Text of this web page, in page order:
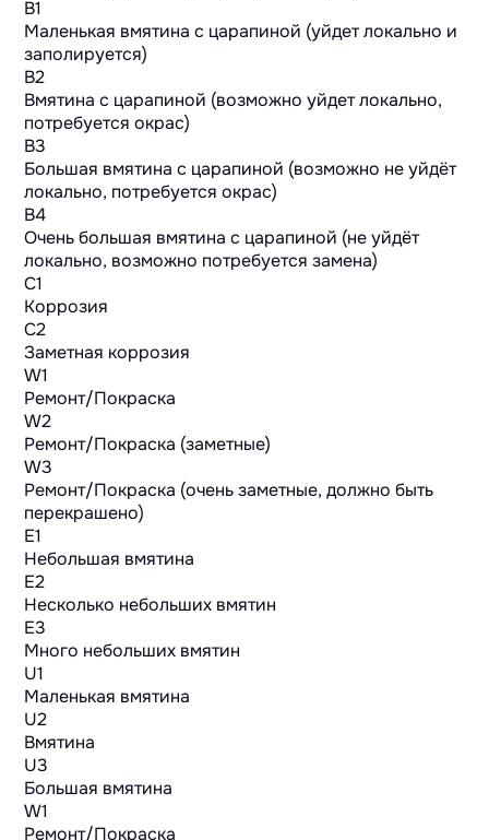
B1
Маленькая вмятина с царапиной (уйдет локально и
заполируется)
B2
Вмятина с царапиной (возможно уйдет локально,
потребуется окрас)
B3
Большая вмятина с царапиной (возможно не уйдёт
локально, потребуется окрас)
B4
Очень большая вмятина с царапиной (не уйдёт
локально, возможно потребуется замена)
C1
Коррозия
C2
Заметная коррозия
W1
Ремонт/Покраска
W2
Ремонт/Покраска (заметные)
W3
Ремонт/Покраска (очень заметные, должно быть
перекрашено)
E1
Небольшая вмятина
E2
Несколько небольших вмятин
E3
Много небольших вмятин
U1
Маленькая вмятина
U2
Вмятина
U3
Большая вмятина
W1
Ремонт/Покраска